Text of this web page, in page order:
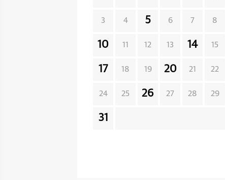
3 4 5 6 7 8
10 11 12 13 14 15
17 18 19 20 21 22
24 25 26 27 28 29
31